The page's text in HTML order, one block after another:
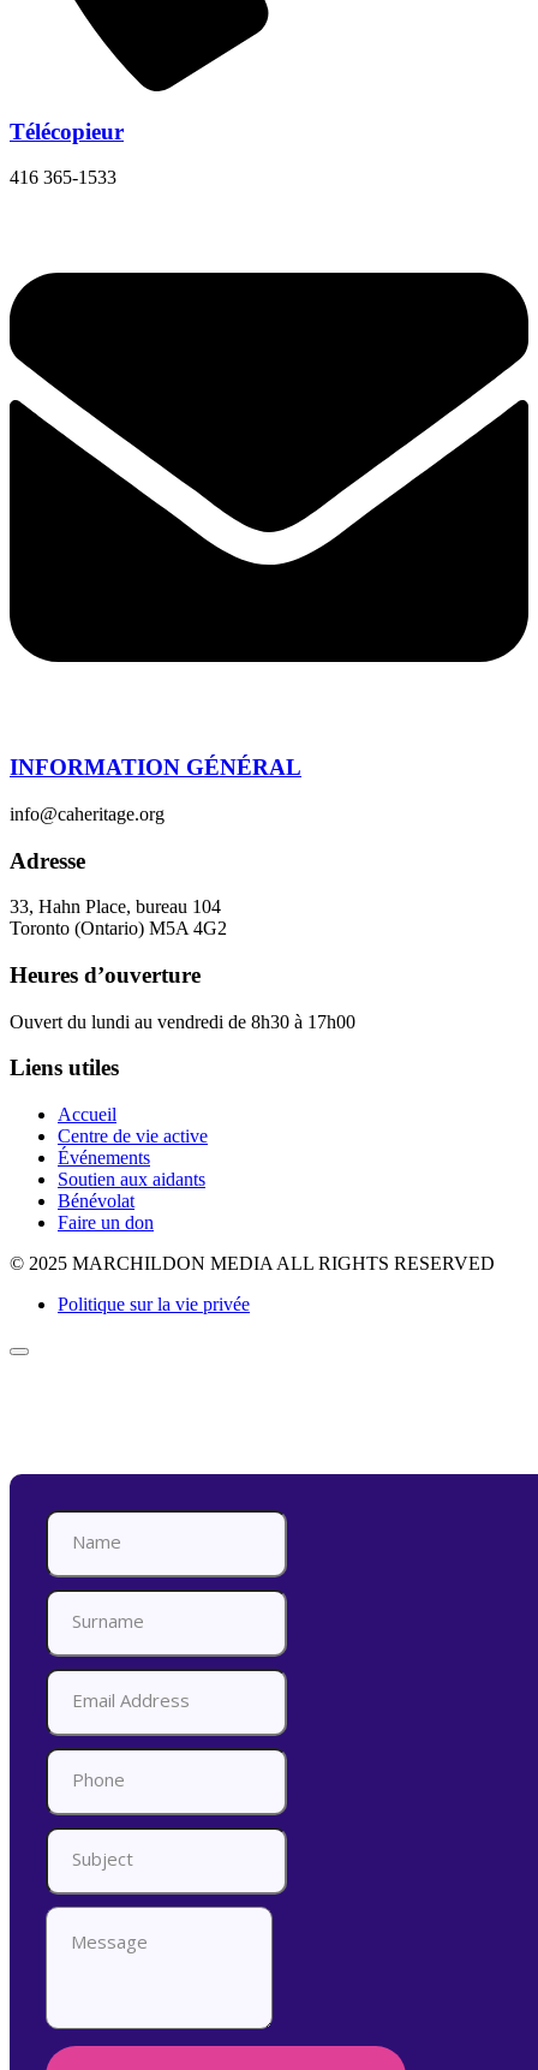
Télécopieur
416 365-1533
INFORMATION GÉNÉRAL
info@caheritage.org
Adresse
33, Hahn Place, bureau 104
Toronto (Ontario) M5A 4G2
Heures d’ouverture
Ouvert du lundi au vendredi de 8h30 à 17h00
Liens utiles
Accueil
Centre de vie active
Événements
Soutien aux aidants
Bénévolat
Faire un don
© 2025 MARCHILDON MEDIA ALL RIGHTS RESERVED
Politique sur la vie privée